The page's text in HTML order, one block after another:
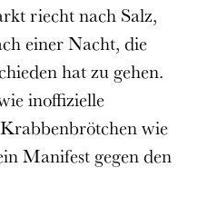
riecht nach Salz,
einer Nacht, die
hat zu gehen.
inoffizielle
wie
Manifest gegen den